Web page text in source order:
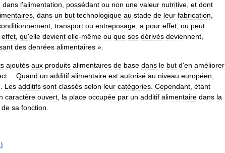
dans l'alimentation possédant ou non une valeur nutritive et dont
dans un but technologique au stade de leur fabrication
transport ou entreposage a pour effet ou peut
effet qu'elle devient elle-même ou que ses dérivés deviennent
des denrées alimentaires ».
ajoutés aux produits alimentaires de base dans le but d'en améliorer
Quand un additif alimentaire est autorisé au niveau européen
Les additifs sont classés selon leur catégories Cependant étant
caractère ouvert la place occupée par un additif alimentaire dans la
de sa fonction
)